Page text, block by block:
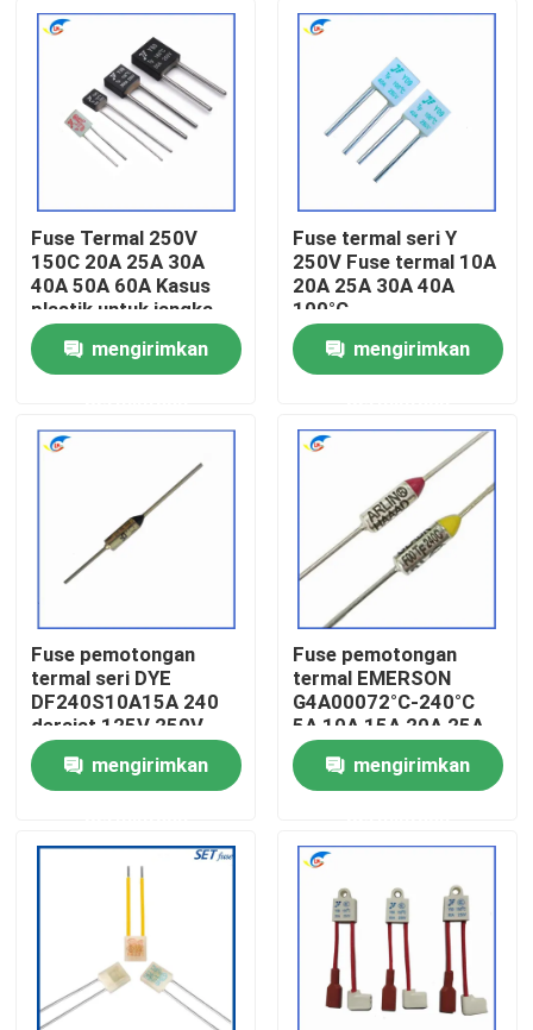
Rumah
Tentang Kami
Kontrol Kualitas
Hubungi Kami
Kasus-kasus
Termistor PTC
Fuse Termal 250V
150C 20A 25A 30A
40A 50A 60A Kasus
plastik untuk jangka
panjang
mengirimkan
Fuse termal seri Y
250V Fuse termal 10A
20A 25A 30A 40A
100°C
mengirimkan
Fuse pemotongan
termal seri DYE
DF240S10A15A 240
derajat 125V 250V
mengirimkan
Fuse pemotongan
termal EMERSON
G4A00072°C-240°C
5A 10A 15A 20A 25A
250V
mengirimkan